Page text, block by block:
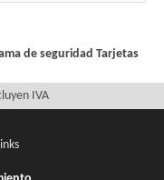
de seguridad Tarjetas
IVA